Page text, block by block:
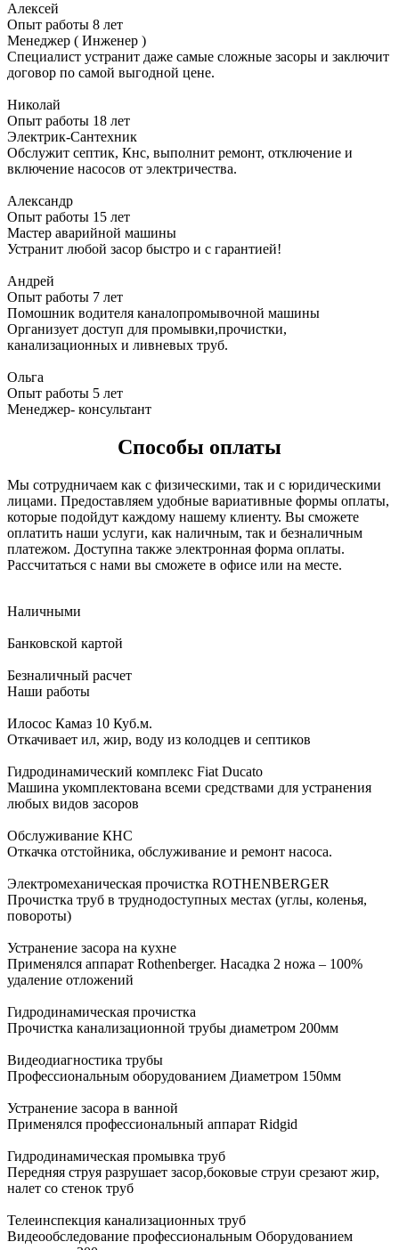
Алексей
Опыт работы 8 лет
Менеджер ( Инженер )
Специалист устранит даже самые сложные засоры и заключит
договор по самой выгодной цене.
Николай
Опыт работы 18 лет
Электрик-Сантехник
Обслужит септик, Кнс, выполнит ремонт, отключение и
включение насосов от электричества.
Александр
Опыт работы 15 лет
Мастер аварийной машины
Устранит любой засор быстро и с гарантией!
Андрей
Опыт работы 7 лет
Помошник водителя каналопромывочной машины
Организует доступ для промывки,прочистки,
канализационных и ливневых труб.
Ольга
Опыт работы 5 лет
Менеджер- консультант
Способы оплаты
Мы сотрудничаем как с физическими, так и с юридическими
лицами. Предоставляем удобные вариативные формы оплаты,
которые подойдут каждому нашему клиенту. Вы сможете
оплатить наши услуги, как наличным, так и безналичным
платежом. Доступна также электронная форма оплаты.
Рассчитаться с нами вы сможете в офисе или на месте.
Наличными
Банковской картой
Безналичный расчет
Наши работы
Илосос Камаз 10 Куб.м.
Откачивает ил, жир, воду из колодцев и септиков
Гидродинамический комплекс Fiat Ducato
Машина укомплектована всеми средствами для устранения
любых видов засоров
Обслуживание КНС
Откачка отстойника, обслуживание и ремонт насоса.
Электромеханическая прочистка ROTHENBERGER
Прочистка труб в труднодоступных местах (углы, коленья,
повороты)
Устранение засора на кухне
Применялся аппарат Rothenberger. Насадка 2 ножа – 100%
удаление отложений
Гидродинамическая прочистка
Прочистка канализационной трубы диаметром 200мм
Видеодиагностика трубы
Профессиональным оборудованием Диаметром 150мм
Устранение засора в ванной
Применялся профессиональный аппарат Ridgid
Гидродинамическая промывка труб
Передняя струя разрушает засор,боковые струи срезают жир,
налет со стенок труб
Телеинспекция канализационных труб
Видеообследование профессиональным Оборудованием